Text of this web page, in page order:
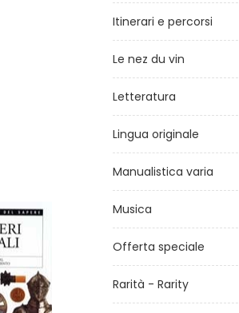
Itinerari e percorsi
Le nez du vin
Letteratura
Lingua originale
Manualistica varia
Musica
Offerta speciale
Rarità - Rarity